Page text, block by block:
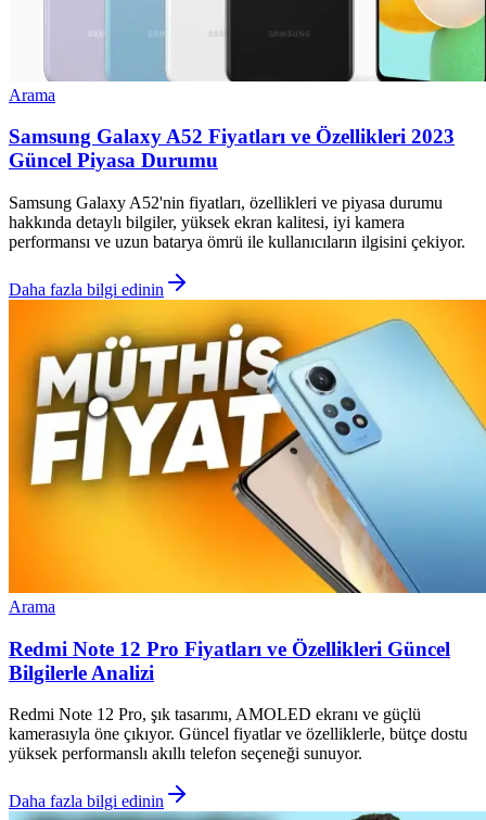
Arama
Samsung Galaxy A52 Fiyatları ve Özellikleri 2023
Güncel Piyasa Durumu
Samsung Galaxy A52'nin fiyatları, özellikleri ve piyasa durumu
hakkında detaylı bilgiler, yüksek ekran kalitesi, iyi kamera
performansı ve uzun batarya ömrü ile kullanıcıların ilgisini çekiyor.
Daha fazla bilgi edinin
Arama
Redmi Note 12 Pro Fiyatları ve Özellikleri Güncel
Bilgilerle Analizi
Redmi Note 12 Pro, şık tasarımı, AMOLED ekranı ve güçlü
kamerasıyla öne çıkıyor. Güncel fiyatlar ve özelliklerle, bütçe dostu
yüksek performanslı akıllı telefon seçeneği sunuyor.
Daha fazla bilgi edinin